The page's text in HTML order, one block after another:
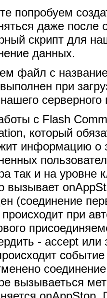
попробуем
даже после
скрипт для
данных.
файл с
при
с Flash
который
информацию о
так и на уровне
вызывает
(соединение
при
- accept или
вызываеться